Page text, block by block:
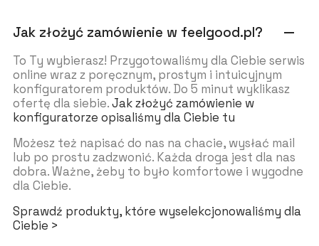
Jak złożyć zamówienie w feelgood.pl? remove
To Ty wybierasz! Przygotowaliśmy dla Ciebie serwis
online wraz z poręcznym, prostym i intuicyjnym
konfiguratorem produktów. Do 5 minut wyklikasz
ofertę dla siebie.Jak złożyć zamówienie w
konfiguratorze opisaliśmy dla Ciebie tu
Możesz też napisać do nas na chacie, wysłać mail
lub po prostu zadzwonić. Każda droga jest dla nas
dobra. Ważne, żeby to było komfortowe i wygodne
dla Ciebie.
Sprawdź produkty, które wyselekcjonowaliśmy dla
Ciebie >